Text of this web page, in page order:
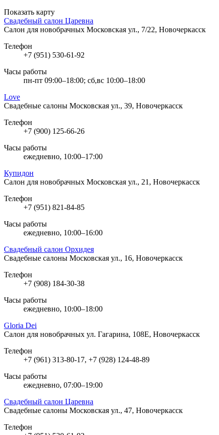
Показать карту
Свадебный салон Царевна
Салон для новобрачных Московская ул., 7/22, Новочеркасск
Телефон
+7 (951) 530-61-92
Часы работы
пн-пт 09:00–18:00; сб,вс 10:00–18:00
Love
Свадебные салоны Московская ул., 39, Новочеркасск
Телефон
+7 (900) 125-66-26
Часы работы
ежедневно, 10:00–17:00
Купидон
Салон для новобрачных Московская ул., 21, Новочеркасск
Телефон
+7 (951) 821-84-85
Часы работы
ежедневно, 10:00–16:00
Свадебный салон Орхидея
Свадебные салоны Московская ул., 16, Новочеркасск
Телефон
+7 (908) 184-30-38
Часы работы
ежедневно, 10:00–18:00
Gloria Dei
Салон для новобрачных ул. Гагарина, 108Е, Новочеркасск
Телефон
+7 (961) 313-80-17, +7 (928) 124-48-89
Часы работы
ежедневно, 07:00–19:00
Свадебный салон Царевна
Свадебные салоны Московская ул., 47, Новочеркасск
Телефон